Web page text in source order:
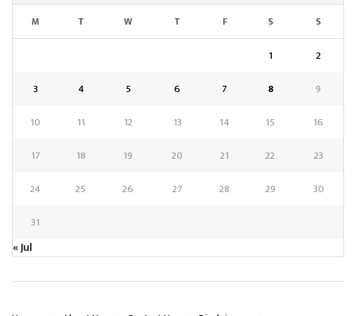
M T W T F S S
1
2
3
4 5 6 7 8
9
10
11 12 13 14 15
16
17
18 19 20 21 22
23
24
25 26 27 28 29
30
31
« Jul